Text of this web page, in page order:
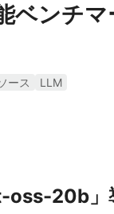
ベンチ
ース
LLM
20b」